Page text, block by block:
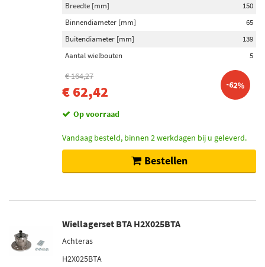
Breedte [mm]
150
Binnendiameter [mm]
65
Buitendiameter [mm]
139
Aantal wielbouten
5
€ 164,27
€ 62,42 -62%
Op voorraad
Vandaag besteld, binnen 2 werkdagen bij u geleverd.
Bestellen
Wiellagerset BTA H2X025BTA
Achteras
H2X025BTA